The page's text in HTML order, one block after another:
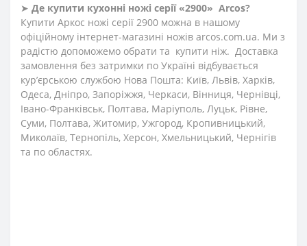
➤ Де купити кухонні ножі серії «2900» Arcos?
Купити Аркос ножі серії 2900 можна в нашому
офіційному інтернет-магазині ножів arcos.com.ua. Ми з
радістю допоможемо обрати та купити ніж. Доставка
замовлення без затримки по Україні відбувається
кур’єрською службою Нова Пошта: Київ, Львів, Харків,
Одеса, Дніпро, Запоріжжя, Черкаси, Вінниця, Чернівці,
Івано-Франківськ, Полтава, Маріуполь, Луцьк, Рівне,
Суми, Полтава, Житомир, Ужгород, Кропивницький,
Миколаїв, Тернопіль, Херсон, Хмельницький, Чернігів
та по областях.